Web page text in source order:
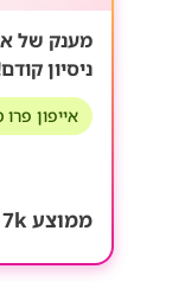
מענק של
ניסיון
אייפון
ממוצע 12k-17k!